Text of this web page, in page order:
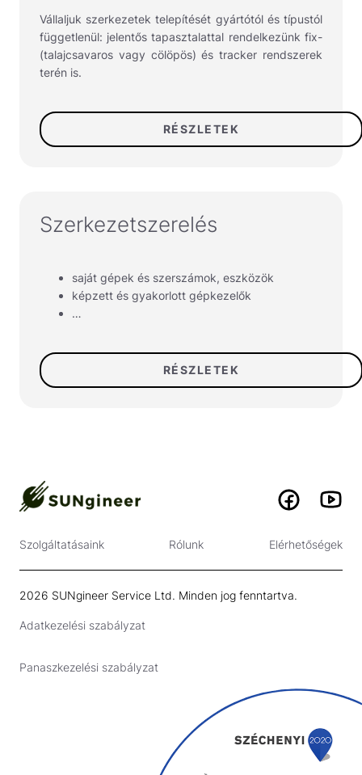
Vállaljuk szerkezetek telepítését gyártótól és típustól
függetlenül: jelentős tapasztalattal rendelkezünk fix-
(talajcsavaros vagy cölöpös) és tracker rendszerek
terén is.
RÉSZLETEK
Szerkezetszerelés
saját gépek és szerszámok, eszközök
képzett és gyakorlott gépkezelők
…
RÉSZLETEK
Szolgáltatásaink Rólunk Elérhetőségek
2026 SUNgineer Service Ltd. Minden jog fenntartva.
Adatkezelési szabályzat
Panaszkezelési szabályzat